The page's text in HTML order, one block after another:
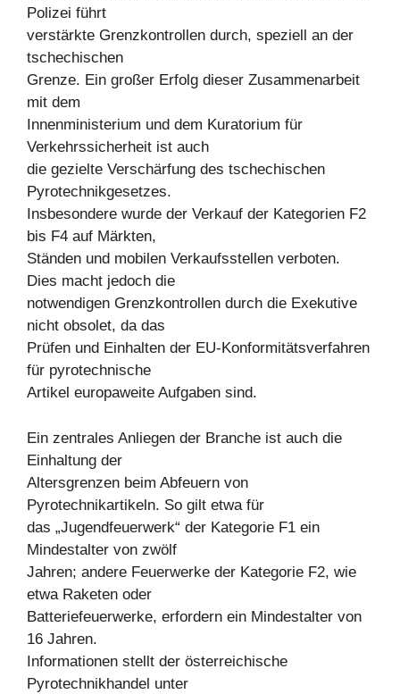
Polizei führt
verstärkte Grenzkontrollen durch, speziell an der
tschechischen
Grenze. Ein großer Erfolg dieser Zusammenarbeit
mit dem
Innenministerium und dem Kuratorium für
Verkehrssicherheit ist auch
die gezielte Verschärfung des tschechischen
Pyrotechnikgesetzes.
Insbesondere wurde der Verkauf der Kategorien F2
bis F4 auf Märkten,
Ständen und mobilen Verkaufsstellen verboten.
Dies macht jedoch die
notwendigen Grenzkontrollen durch die Exekutive
nicht obsolet, da das
Prüfen und Einhalten der EU-Konformitätsverfahren
für pyrotechnische
Artikel europaweite Aufgaben sind.
Ein zentrales Anliegen der Branche ist auch die
Einhaltung der
Altersgrenzen beim Abfeuern von
Pyrotechnikartikeln. So gilt etwa für
das „Jugendfeuerwerk“ der Kategorie F1 ein
Mindestalter von zwölf
Jahren; andere Feuerwerke der Kategorie F2, wie
etwa Raketen oder
Batteriefeuerwerke, erfordern ein Mindestalter von
16 Jahren.
Informationen stellt der österreichische
Pyrotechnikhandel unter